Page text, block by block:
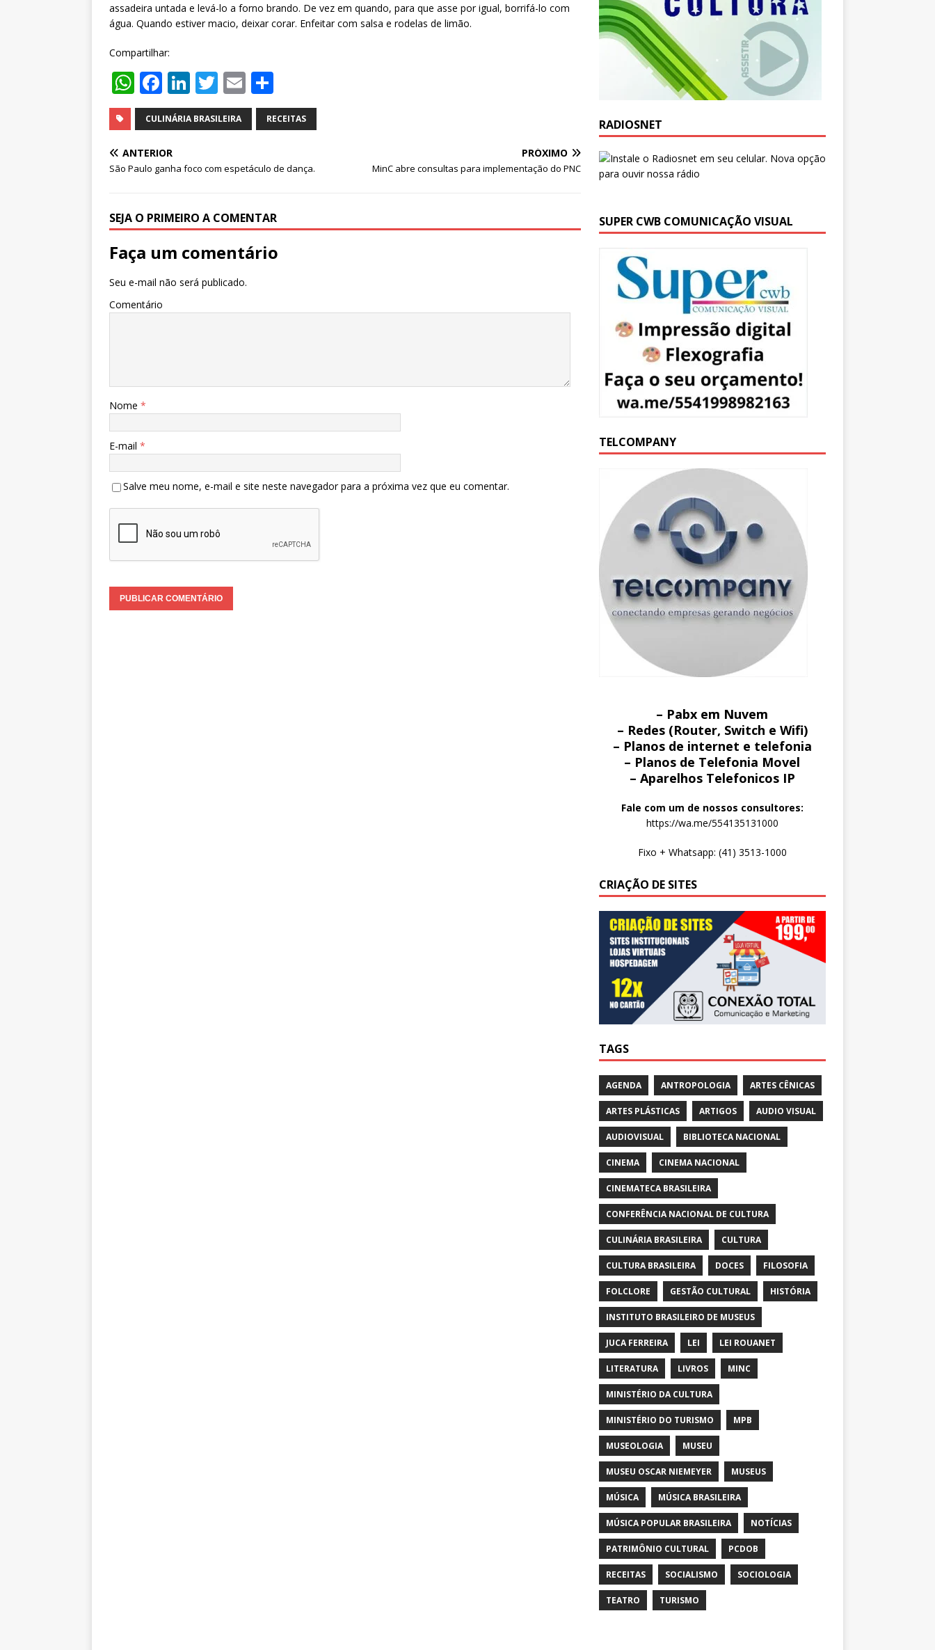
assadeira untada e levá-lo a forno brando. De vez em quando, para que asse por igual, borrifá-lo com
água. Quando estiver macio, deixar corar. Enfeitar com salsa e rodelas de limão.
Compartilhar:
W
h
at
s
A
p
F
a
c
e
b
o
k
Li
n
k
dI
T
w
it
r
E
m
ai
h
ar
CULINÁRIA BRASILEIRA RECEITAS
ANTERIOR
São Paulo ganha foco com espetáculo de dança.
PRÓXIMO
MinC abre consultas para implementação do PNC
SEJA O PRIMEIRO A COMENTAR
Faça um comentário
Seu e-mail não será publicado.
Comentário
Nome *
E-mail *
Salve meu nome, e-mail e site neste navegador para a próxima vez que eu comentar.
RADIOSNET
SUPER CWB COMUNICAÇÃO VISUAL
TELCOMPANY
– Pabx em Nuvem
– Redes (Router, Switch e Wifi)
– Planos de internet e telefonia
– Planos de Telefonia Movel
– Aparelhos Telefonicos IP
Fale com um de nossos consultores:
https://wa.me/554135131000
Fixo + Whatsapp: (41) 3513-1000
CRIAÇÃO DE SITES
TAGS
AGENDA ANTROPOLOGIA ARTES CÊNICAS
ARTES PLÁSTICAS ARTIGOS AUDIO VISUAL
AUDIOVISUAL BIBLIOTECA NACIONAL
CINEMA CINEMA NACIONAL
CINEMATECA BRASILEIRA
CONFERÊNCIA NACIONAL DE CULTURA
CULINÁRIA BRASILEIRA CULTURA
CULTURA BRASILEIRA DOCES FILOSOFIA
FOLCLORE GESTÃO CULTURAL HISTÓRIA
INSTITUTO BRASILEIRO DE MUSEUS
JUCA FERREIRA LEI LEI ROUANET
LITERATURA LIVROS MINC
MINISTÉRIO DA CULTURA
MINISTÉRIO DO TURISMO MPB
MUSEOLOGIA MUSEU
MUSEU OSCAR NIEMEYER MUSEUS
MÚSICA MÚSICA BRASILEIRA
MÚSICA POPULAR BRASILEIRA NOTÍCIAS
PATRIMÔNIO CULTURAL PCDOB
RECEITAS SOCIALISMO SOCIOLOGIA
TEATRO TURISMO